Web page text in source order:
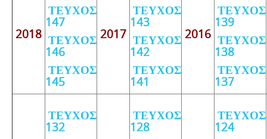
2018
ΤΕΥΧΟΣ
147
ΤΕΥΧΟΣ
146
ΤΕΥΧΟΣ
145
2017
ΤΕΥΧΟΣ
143
ΤΕΥΧΟΣ
142
ΤΕΥΧΟΣ
141
2016
ΤΕΥΧΟΣ
139
ΤΕΥΧΟΣ
138
ΤΕΥΧΟΣ
137
ΤΕΥΧΟΣ
132
ΤΕΥΧΟΣ
128
ΤΕΥΧΟΣ
124